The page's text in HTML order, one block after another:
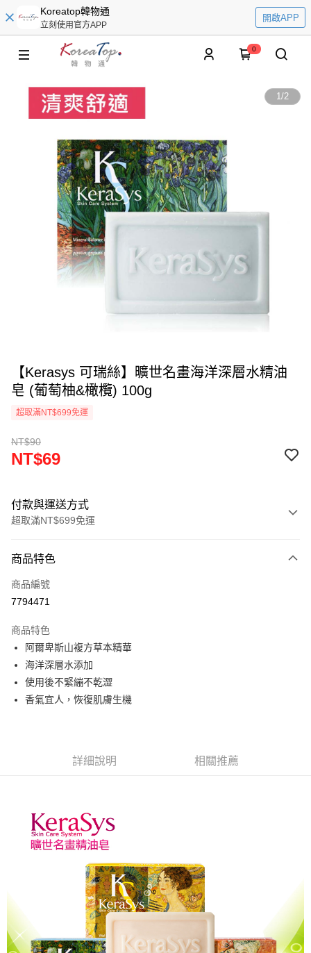
Koreatop韓物通
立刻使用官方APP
開啟APP
0
1/2
【Kerasys 可瑞絲】曠世名畫海洋深層水精油
皂 (葡萄柚&橄欖) 100g
超取滿NT$699免運
NT$90
NT$69
付款與運送方式
超取滿NT$699免運
信用卡一次付款
LINE Pay
街口支付
悠遊付
ATM付款
每筆NT$80，滿NT$699(含以上)免運費
付款後7-11取貨
每筆NT$100，滿NT$699(含以上)免運費
商品特色
商品編號
7794471
商品特色
阿爾卑斯山複方草本精華
海洋深層水添加
使用後不緊繃不乾澀
香氣宜人，恢復肌膚生機
詳細說明 相關推薦